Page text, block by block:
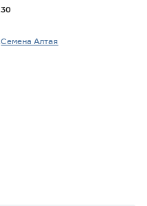
30
Семена Алтая